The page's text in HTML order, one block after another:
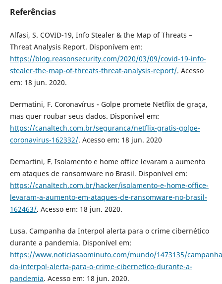
Referências
Alfasi, S. COVID-19, Info Stealer & the Map of Threats –
Threat Analysis Report. Disponívem em:
https://blog.reasonsecurity.com/2020/03/09/covid-19-info-
stealer-the-map-of-threats-threat-analysis-report/. Acesso
em: 18 jun. 2020.
Dermatini, F. Coronavírus - Golpe promete Netflix de graça,
mas quer roubar seus dados. Disponível em:
https://canaltech.com.br/seguranca/netflix-gratis-golpe-
coronavirus-162332/. Acesso em: 18 jun. 2020
Demartini, F. Isolamento e home office levaram a aumento
em ataques de ransomware no Brasil. Disponível em:
https://canaltech.com.br/hacker/isolamento-e-home-office-
levaram-a-aumento-em-ataques-de-ransomware-no-brasil-
162463/. Acesso em: 18 jun. 2020.
Lusa. Campanha da Interpol alerta para o crime cibernético
durante a pandemia. Disponível em:
https://www.noticiasaominuto.com/mundo/1473135/
da-interpol-alerta-para-o-crime-cibernetico-durante-a-
pandemia. Acesso em: 18 jun. 2020.